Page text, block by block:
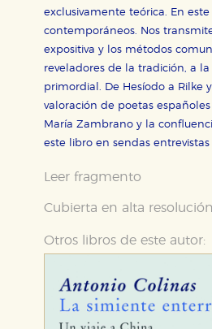
exclusivamente teórica. En
contemporáneos. Nos
expositiva y los métodos
reveladores de la tradición, a
primordial. De Hesíodo a Rilke
valoración de poetas
María Zambrano y la
este libro en sendas entrevistas
Leer fragmento
Cubierta en alta resolución
Otros libros de este autor: